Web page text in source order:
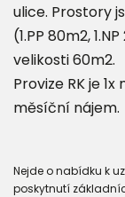
ulice. Prostory
(1.PP 80m2,
velikosti 60m2.
Provize RK je
měsíční nájem.
Nejde o nabídku k
poskytnutí